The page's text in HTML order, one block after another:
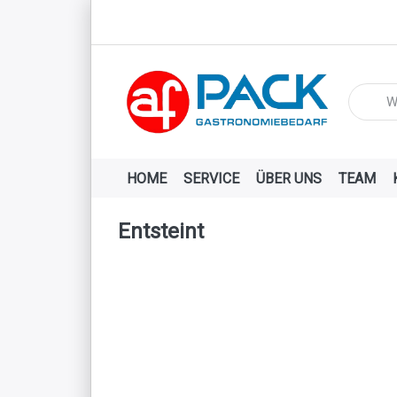
Geben
HOME SERVICE ÜBER UNS TEAM
Entsteint